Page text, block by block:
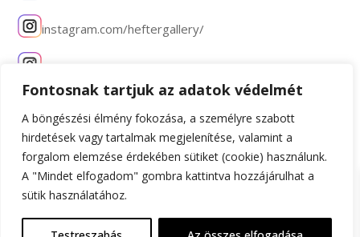
Fontosnak tartjuk az adatok védelmét
A böngészési élmény fokozása, a személyre szabott
hirdetések vagy tartalmak megjelenítése, valamint a
forgalom elemzése érdekében sütiket (cookie) használunk.
A "Mindet elfogadom" gombra kattintva hozzájárulhat a
sütik használatához.
instagram.com/heftergallery/